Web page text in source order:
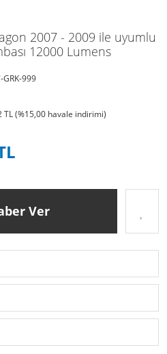
2007 - 2009 ile uyumlu
12000 Lumens
999
TL (%15,00 havale indirimi)
Ver